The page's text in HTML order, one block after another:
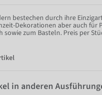
bestechen durch ihre
Dekorationen aber auch für
sowie zum Basteln. Preis per
in anderen